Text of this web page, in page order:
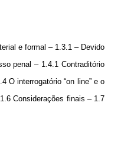
e formal – 1.3.1 – Devido
penal – 1.4.1 Contraditório
O interrogatório “on line” e o
Considerações finais – 1.7